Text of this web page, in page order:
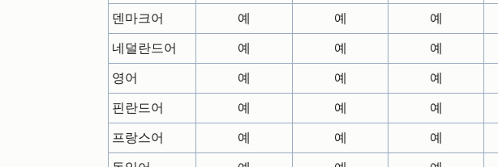
덴마크어 예 예 예
네덜란드어
예 예 예
영어
예 예 예
핀란드어
예 예 예
프랑스어
예 예 예